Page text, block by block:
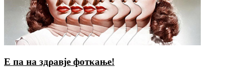
Е па на здρавје фотκање!